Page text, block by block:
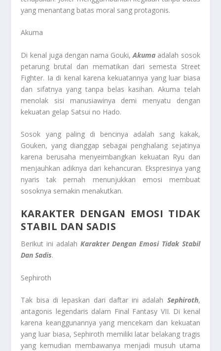
yang menantang batas moral sang protagonis.
Akuma
Di kenal juga dengan nama Gouki,Akuma adalah sosok
petarung brutal dan mematikan dari semesta Street
Fighter. Ia di kenal karena kekuatannya yang luar biasa
dan sifatnya yang tanpa belas kasihan. Akuma telah
menolak sisi manusiawinya demi menyatu dengan
kekuatan gelap Satsui no Hado.
Sosok yang paling di bencinya adalah sang kakak,
Gouken, yang dianggap sebagai penghalang sejatinya
karena berusaha menyeimbangkan kekuatan Ryu dan
menjauhkan adiknya dari kehancuran. Ekspresinya yang
nyaris tak pernah menunjukkan emosi membuat
sosoknya semakin menakutkan.
KARAKTER DENGAN EMOSI TIDAK
STABIL DAN SADIS
Berikut ini adalah Karakter Dengan Emosi Tidak Stabil
Dan Sadis.
Sephiroth
Tak bisa di lepaskan dari daftar ini adalah Sephiroth,
antagonis legendaris dalam Final Fantasy VII. Di kenal
karena keanggunannya yang mencekam dan kekuatan
yang luar biasa, Sephiroth memiliki latar belakang tragis
yang kemudian membawanya menjadi musuh utama